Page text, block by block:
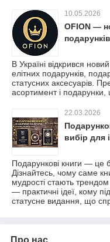
10.05.2026
OFION —
В Україні відкрився
елітних подарунків,
статусних аксесуарів.
асортимент і
22.03.2026
вибір для
Подарункові книги — це
Дізнайтесь, чому саме
мудрості стають трендом
— практичні ідеї, кому
статусне видання, що
Про нас